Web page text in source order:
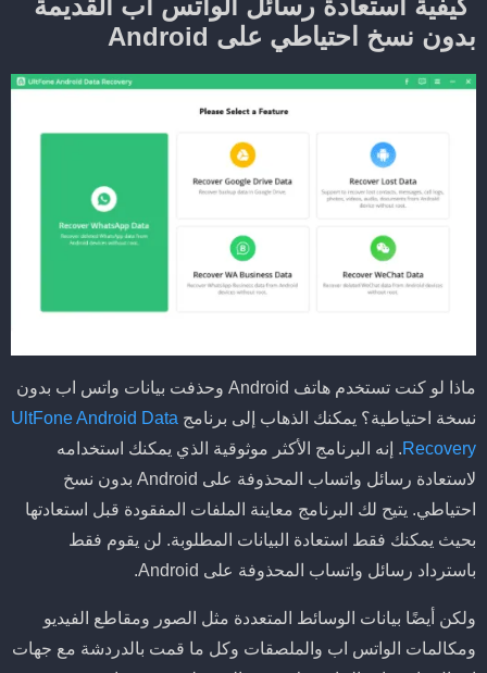
كيفية استعادة رسائل الواتس اب القديمة
بدون نسخ احتياطي على Android
ماذا لو كنت تستخدم هاتف Android وحذفت بيانات واتس اب بدون
نسخة احتياطية؟ يمكنك الذهاب إلى برنامج UltFone Android Data
Recovery. إنه البرنامج الأكثر موثوقية الذي يمكنك استخدامه
لاستعادة رسائل واتساب المحذوفة على Android بدون نسخ
احتياطي. يتيح لك البرنامج معاينة الملفات المفقودة قبل استعادتها
بحيث يمكنك فقط استعادة البيانات المطلوبة. لن يقوم فقط
باسترداد رسائل واتساب المحذوفة على Android.
ولكن أيضًا بيانات الوسائط المتعددة مثل الصور ومقاطع الفيديو
ومكالمات الواتس اب والملصقات وكل ما قمت بالدردشة مع جهات